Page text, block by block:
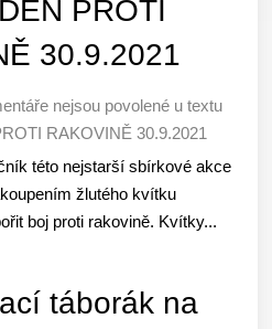
PROTI
30.9.2021
nejsou povolené u textu
RAKOVINĚ 30.9.2021
této nejstarší sbírkové akce
žlutého kvítku
boj proti rakovině. Kvítky...
táborák na